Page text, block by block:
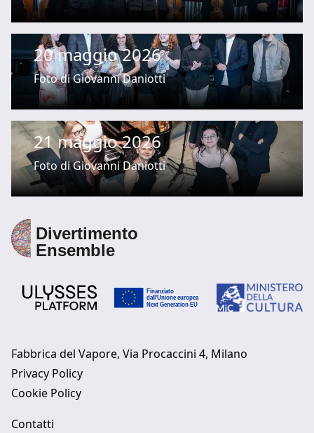
20 maggio 2026
Foto di Giovanni Daniotti
21 maggio 2026
Foto di Giovanni Daniotti
Fabbrica del Vapore, Via Procaccini 4, Milano
Privacy Policy
Cookie Policy
Contatti